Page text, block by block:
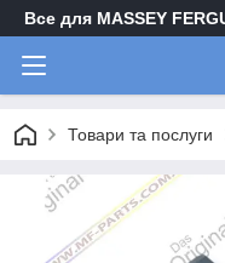
Все для MASSEY
Товари та послуги